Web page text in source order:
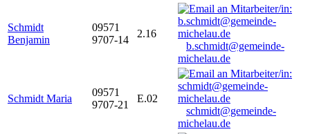
Schmidt
Benjamin
09571
9707-14
2.16
b.schmidt@gemeinde-
michelau.de
Schmidt Maria
09571
9707-21
E.02
schmidt@gemeinde-
michelau.de